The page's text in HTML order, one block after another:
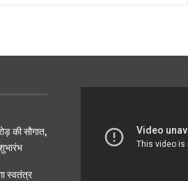
की सौगात,
स्वतंत्र